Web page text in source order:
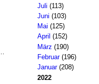
Juli (113)
Juni (103)
Mai (125)
April (152)
März (190)
Februar(196)
Januar(208)
2022